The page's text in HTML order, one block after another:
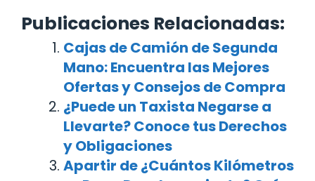
Publicaciones Relacionadas:
Cajas de Camión de Segunda
Mano: Encuentra las Mejores
Ofertas y Consejos de Compra
¿Puede un Taxista Negarse a
Llevarte? Conoce tus Derechos
y Obligaciones
Apartir de ¿Cuántos Kilómetros